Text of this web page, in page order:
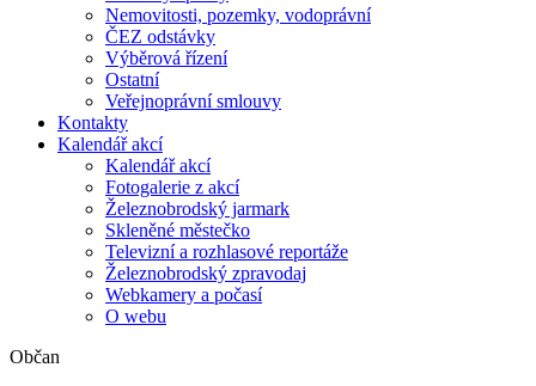
Nemovitosti, pozemky, vodoprávní
ČEZ odstávky
Výběrová řízení
Ostatní
Veřejnoprávní smlouvy
Kontakty
Kalendář akcí
Kalendář akcí
Fotogalerie z akcí
Železnobrodský jarmark
Skleněné městečko
Televizní a rozhlasové reportáže
Železnobrodský zpravodaj
Webkamery a počasí
O webu
Občan